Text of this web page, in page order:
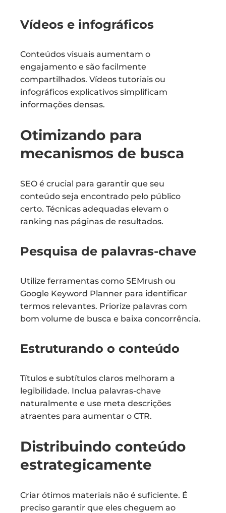
Vídeos e infográficos
Conteúdos visuais aumentam o
engajamento e são facilmente
compartilhados. Vídeos tutoriais ou
infográficos explicativos simplificam
informações densas.
Otimizando para
mecanismos de busca
SEO é crucial para garantir que seu
conteúdo seja encontrado pelo público
certo. Técnicas adequadas elevam o
ranking nas páginas de resultados.
Pesquisa de palavras-chave
Utilize ferramentas como SEMrush ou
Google Keyword Planner para identificar
termos relevantes. Priorize palavras com
bom volume de busca e baixa concorrência.
Estruturando o conteúdo
Títulos e subtítulos claros melhoram a
legibilidade. Inclua palavras-chave
naturalmente e use meta descrições
atraentes para aumentar o CTR.
Distribuindo conteúdo
estrategicamente
Criar ótimos materiais não é suficiente. É
preciso garantir que eles cheguem ao